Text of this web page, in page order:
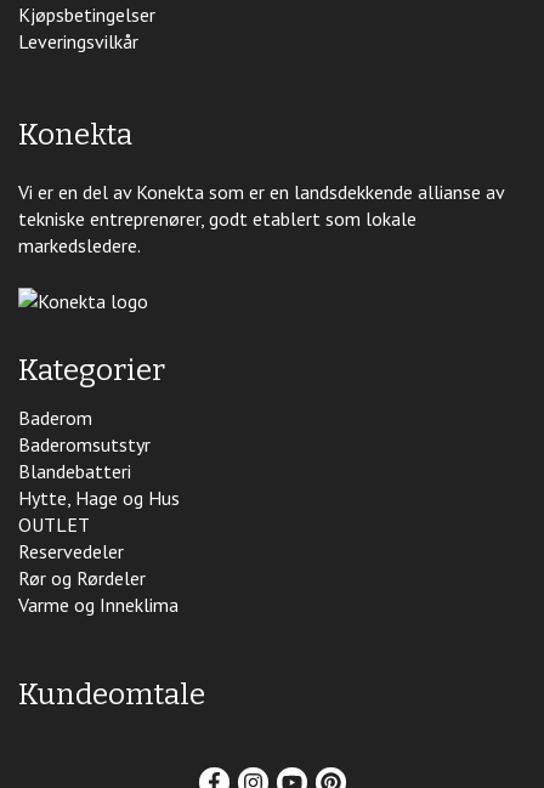
Kjøpsbetingelser
Leveringsvilkår
Konekta
Vi er en del av Konekta som er en landsdekkende allianse av
tekniske entreprenører, godt etablert som lokale
markedsledere.
Kategorier
Baderom
Baderomsutstyr
Blandebatteri
Hytte, Hage og Hus
OUTLET
Reservedeler
Rør og Rørdeler
Varme og Inneklima
Kundeomtale